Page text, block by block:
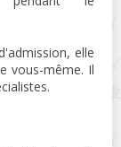
elle
vous-même. Il